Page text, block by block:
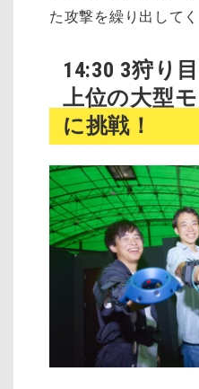
た攻撃を繰り出してく
14:30 3狩り
上位の大型
に挑戦！